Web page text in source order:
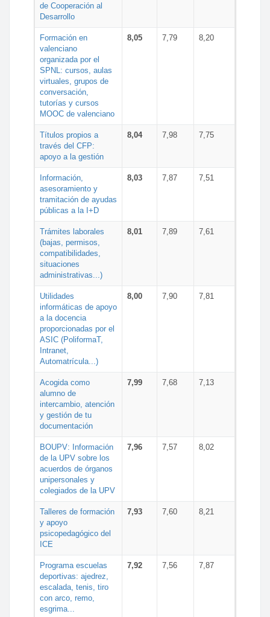
de Cooperación al
Desarrollo
Formación en
valenciano
organizada por el
SPNL: cursos, aulas
virtuales, grupos de
conversación,
tutorías y cursos
MOOC de valenciano
8,05 7,79 8,20
Títulos propios a
través del CFP:
apoyo a la gestión
8,04 7,98 7,75
Información,
asesoramiento y
tramitación de ayudas
públicas a la I+D
8,03 7,87 7,51
Trámites laborales
(bajas, permisos,
compatibilidades,
situaciones
administrativas...)
8,01 7,89 7,61
Utilidades
informáticas de apoyo
a la docencia
proporcionadas por el
ASIC (PoliformaT,
Intranet,
Automatrícula...)
8,00 7,90 7,81
Acogida como
alumno de
intercambio, atención
y gestión de tu
documentación
7,99 7,68 7,13
BOUPV: Información
de la UPV sobre los
acuerdos de órganos
unipersonales y
colegiados de la UPV
7,96 7,57 8,02
Talleres de formación
y apoyo
psicopedagógico del
ICE
7,93 7,60 8,21
Programa escuelas
deportivas: ajedrez,
escalada, tenis, tiro
con arco, remo,
esgrima...
7,92 7,56 7,87